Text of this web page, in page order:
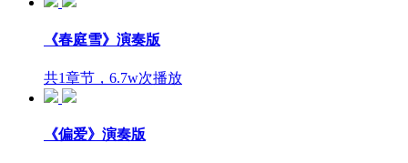
《春庭雪》演奏版
共1章节，6.7w次播放
《偏爱》演奏版